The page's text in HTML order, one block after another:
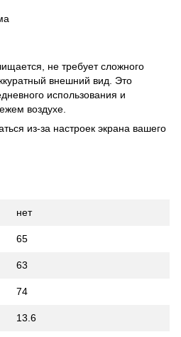
не требует сложного
внешний вид. Это
использования и
воздухе.
из-за настроек экрана вашего
нет
65
63
74
13.6